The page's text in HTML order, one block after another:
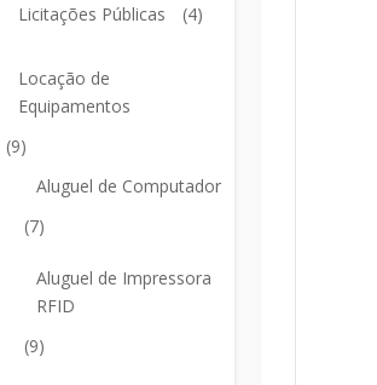
Licitações Públicas (4)
Locação de
Equipamentos
(9)
Aluguel de Computador
(7)
Aluguel de Impressora
RFID
(9)